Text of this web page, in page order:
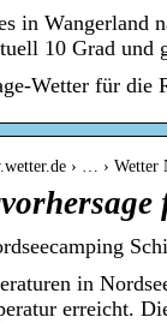
in Wangerland
10 Grad und
Wetter für die
› … › Wetter
in
erreicht.